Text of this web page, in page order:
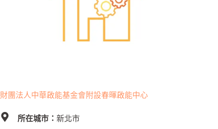
財團法人中華啟能基金會附設春暉啟能中心
所在城市： 新北市